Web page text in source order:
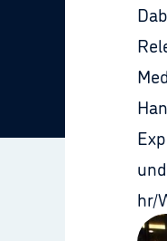
hr/